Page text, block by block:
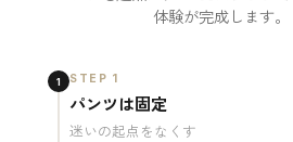
体験が完成します。
1 STEP 1
パンツは固定
迷いの起点をなくす